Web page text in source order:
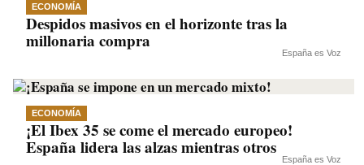
ECONOMÍA
Despidos masivos en el horizonte tras la
millonaria compra
España es Voz
ECONOMÍA
¡El Ibex 35 se come el mercado europeo!
España lidera las alzas mientras otros
España es Voz